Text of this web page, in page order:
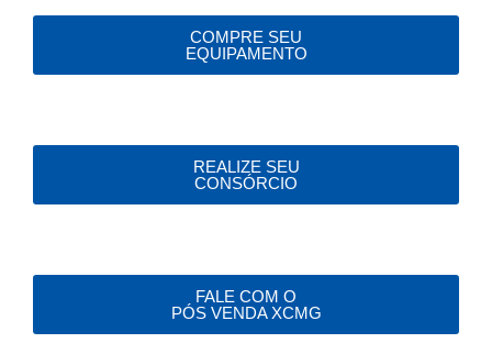
COMPRE SEU
EQUIPAMENTO
REALIZE SEU
CONSÓRCIO
FALE COM O
PÓS VENDA XCMG